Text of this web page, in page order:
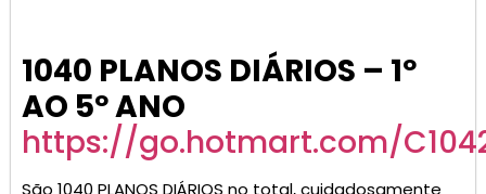
1040 PLANOS DIÁRIOS – 1º
AO 5º ANO
https://go.hotmart.com/
São 1040 PLANOS DIÁRIOS no total, cuidadosamente